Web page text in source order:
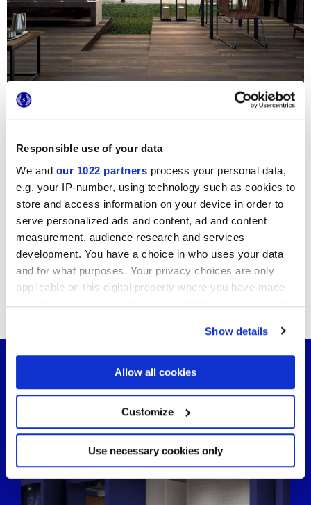
Responsible use of your data
We and our 1022 partners process your personal data,
e.g. your IP-number, using technology such as cookies to
store and access information on your device in order to
serve personalized ads and content, ad and content
measurement, audience research and services
development. You have a choice in who uses your data
and for what purposes. Your privacy choices are only
applicable on this digital property where you have made
your choices. You can change or withdraw your consent
If you allow, we would also like to:
Collect information about your geographical
location which can be accurate to within several
Identify your device by actively scanning it for
specific characteristics (fingerprinting)
Find out more about how your personal data is processed
and set your preferences in thedetails section.
We use cookies to personalise content and ads, to
Show details
Allow all cookies
Customize
Use necessary cookies only
Обращайтеськ нам за дополнительной информацией
Подписаться
на новостную рассылку
Хотите быть всегда в курсе последних
новостей от Marca Corona?
Подпишитесь на рассылку новостей
Вас может также заинтересовать…